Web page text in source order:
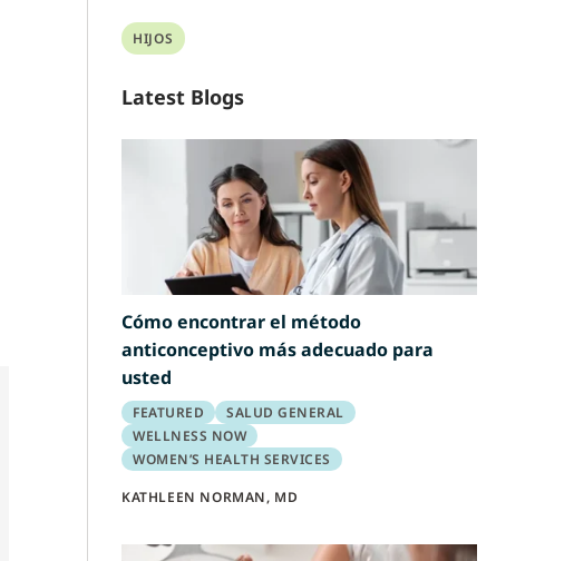
HIJOS
Latest Blogs
Cómo encontrar el método
anticonceptivo más adecuado para
usted
FEATURED
SALUD GENERAL
WELLNESS NOW
WOMEN’S HEALTH SERVICES
KATHLEEN NORMAN, MD